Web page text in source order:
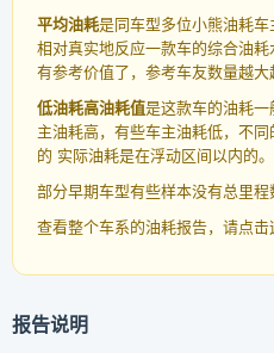
平均油耗是同车型多位小熊油耗
相对真实地反应一款车的综合油
有参考价值了，参考车友数量越大
低油耗高油耗值是这款车的油耗
主油耗高，有些车主油耗低，不
的 实际油耗是在浮动区间以内的。
部分早期车型有些样本没有总里程
查看整个车系的油耗报告，请点击
报告说明